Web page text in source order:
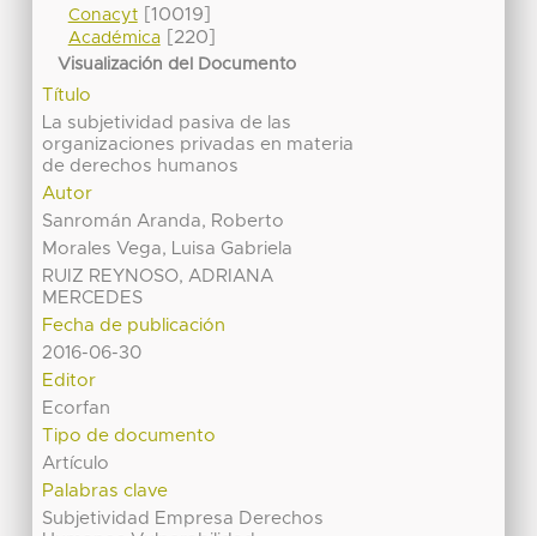
Conacyt[10019]
Académica[220]
Visualización del Documento
Título
La subjetividad pasiva de las
organizaciones privadas en materia
de derechos humanos
Autor
Sanromán Aranda, Roberto
Morales Vega, Luisa Gabriela
RUIZ REYNOSO, ADRIANA
MERCEDES
Fecha de publicación
2016-06-30
Editor
Ecorfan
Tipo de documento
Artículo
Palabras clave
Subjetividad Empresa Derechos